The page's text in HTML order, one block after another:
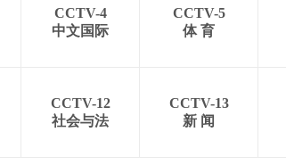
CCTV-4
中文国际
CCTV-5
体 育
CCTV-12
社会与法
CCTV-13
新 闻